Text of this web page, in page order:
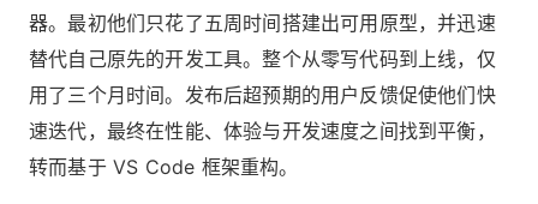
器。最初他们只花了五周时间搭建出可用原型，并迅速
替代自己原先的开发工具。整个从零写代码到上线，仅
用了三个月时间。发布后超预期的用户反馈促使他们快
速迭代，最终在性能、体验与开发速度之间找到平衡，
转而基于 VS Code 框架重构。